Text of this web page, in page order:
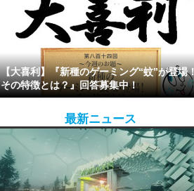
【大喜利】『新種のゲーミング“蚊”が登場
その特徴とは？』回答募集中！
最新ニュース